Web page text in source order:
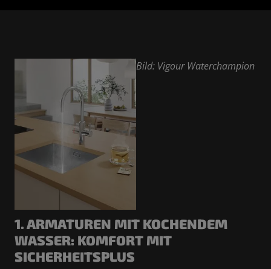
Bild: Vigour Waterchampion
1. ARMATUREN MIT KOCHENDEM
WASSER: KOMFORT MIT
SICHERHEITSPLUS